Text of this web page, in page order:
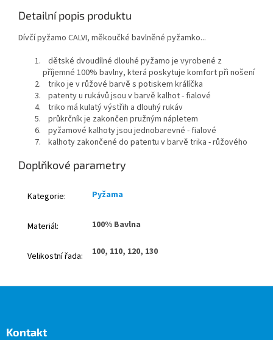
Detailní popis produktu
Dívčí pyžamo CALVI, měkoučké bavlněné pyžamko...
dětské dvoudílné dlouhé pyžamo je vyrobené z
příjemné 100% bavlny, která poskytuje komfort při nošení
triko je v růžové barvě s potiskem králíčka
patenty u rukávů jsou v barvě kalhot - fialové
triko má kulatý výstřih a dlouhý rukáv
průkrčník je zakončen pružným nápletem
pyžamové kalhoty jsou jednobarevné - fialové
kalhoty zakončené do patentu v barvě trika - růžového
Doplňkové parametry
Kategorie: Pyžama
Materiál: 100% Bavlna
Velikostní řada: 100, 110, 120, 130
Kontakt